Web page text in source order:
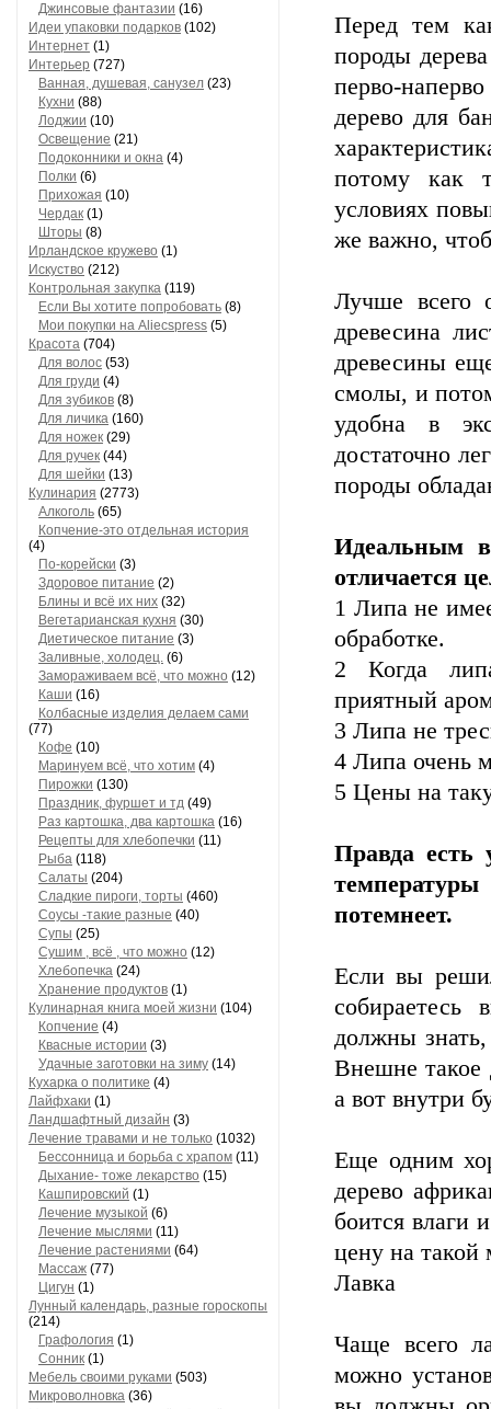
Джинсовые фантазии (16)
Идеи упаковки подарков (102)
Интернет (1)
Интерьер (727)
Ванная, душевая, санузел (23)
Кухни (88)
Лоджии (10)
Освещение (21)
Подоконники и окна (4)
Полки (6)
Прихожая (10)
Чердак (1)
Шторы (8)
Ирландское кружево (1)
Искуство (212)
Контрольная закупка (119)
Если Вы хотите попробовать (8)
Мои покупки на Aliecspress (5)
Красота (704)
Для волос (53)
Для груди (4)
Для зубиков (8)
Для личика (160)
Для ножек (29)
Для ручек (44)
Для шейки (13)
Кулинария (2773)
Алкоголь (65)
Копчение-это отдельная история
(4)
По-корейски (3)
Здоровое питание (2)
Блины и всё их них (32)
Вегетарианская кухня (30)
Диетическое питание (3)
Заливные, холодец. (6)
Замораживаем всё, что можно (12)
Каши (16)
Колбасные изделия делаем сами
(77)
Кофе (10)
Маринуем всё, что хотим (4)
Пирожки (130)
Праздник, фуршет и тд (49)
Раз картошка, два картошка (16)
Рецепты для хлебопечки (11)
Рыба (118)
Салаты (204)
Сладкие пироги, торты (460)
Соусы -такие разные (40)
Супы (25)
Сушим , всё , что можно (12)
Хлебопечка (24)
Хранение продуктов (1)
Кулинарная книга моей жизни (104)
Копчение (4)
Квасные истории (3)
Удачные заготовки на зиму (14)
Кухарка о политике (4)
Лайфхаки (1)
Ландшафтный дизайн (3)
Лечение травами и не только (1032)
Бессонница и борьба с храпом (11)
Дыхание- тоже лекарство (15)
Кашпировский (1)
Лечение музыкой (6)
Лечение мыслями (11)
Лечение растениями (64)
Массаж (77)
Цигун (1)
Лунный календарь, разные гороскопы
(214)
Графология (1)
Сонник (1)
Мебель своими руками (503)
Микроволновка (36)
Перед тем
породы
перво-
дерево для
потому как
условиях
же важно,
Лучше всего
древесина
древесины
смолы, и
удобна в
достаточно
породы
Идеальным
отличается
1 Липа не
обработке.
2 Когда
приятный
3 Липа не
4 Липа очень
5 Цены на
Правда есть
потемнеет.
Если вы
собираетесь
должны знать,
Внешне такое
а вот внутри
Еще одним
дерево
боится влаги
цену на такой
Лавка
Чаще всего
можно